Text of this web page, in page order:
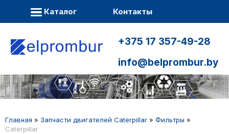
Каталог Контакты
+375 17 357-49-28
info@belprombur.by
Главная » Запчасти двигателей Caterpillar » Фильтры »
Caterpillar